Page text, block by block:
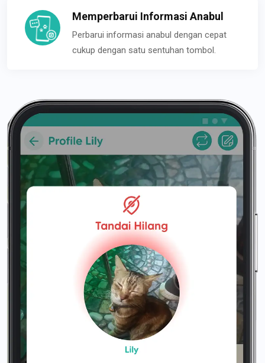
Memperbarui Informasi Anabul
Perbarui informasi anabul dengan cepat
cukup dengan satu sentuhan tombol.